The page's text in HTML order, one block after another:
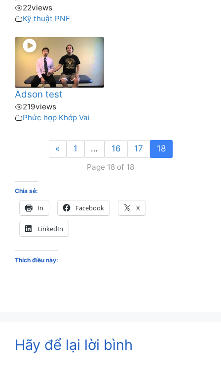
22views
Kỹ thuật PNF
Adson test
219views
Phức hợp Khớp Vai
« 1 … 16 17 18
Page 18 of 18
Chia sẻ:
In Facebook X
LinkedIn
Thích điều này:
Hãy để lại lời bình